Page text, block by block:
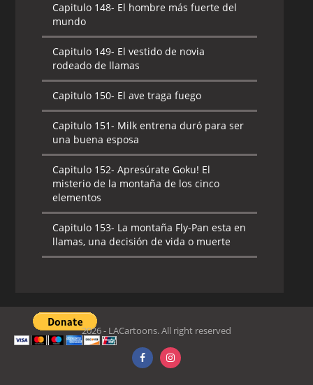
Capitulo 148- El hombre más fuerte del
mundo
Capitulo 149- El vestido de novia
rodeado de llamas
Capitulo 150- El ave traga fuego
Capitulo 151- Milk entrena duró para ser
una buena esposa
Capitulo 152- Apresúrate Goku! El
misterio de la montaña de los cinco
elementos
Capitulo 153- La montaña Fly-Pan esta en
llamas, una decisión de vida o muerte
2026 - LACartoons. All right reserved